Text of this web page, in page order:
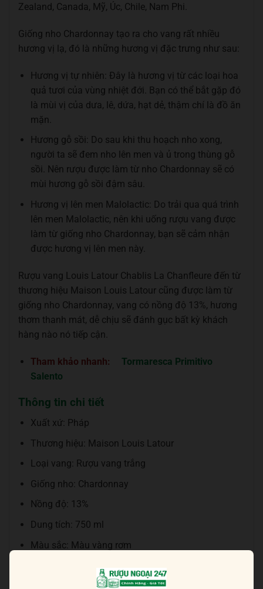
Zealand, Canada, Mỹ, Úc, Chile, Nam Phi.
Giống nho Chardonnay tạo ra cho vang rất nhiều
hương vị lạ, đó là những hương vị đặc trưng như sau:
Hương vị tự nhiên: Đây là hương vị từ các loại hoa
quả tươi của vùng nhiệt đới. Bạn có thể bắt gặp đó
là mùi vị của dưa, lê, dứa, hạt dẻ, thậm chí là đồ ăn
mặn.
Hương gỗ sồi: Do sau khi thu hoạch nho xong,
người ta sẽ đem nho lên men và ủ trong thùng gỗ
sồi. Nên rượu được làm từ nho Chardonnay sẽ có
mùi hương gỗ sồi đậm sâu.
Hương vị lên men Malolactic: Do trải qua quá trình
lên men Malolactic, nên khi uống rượu vang được
làm từ giống nho Chardonnay, bạn sẽ cảm nhận
được hương vị lên men này.
Rượu vang Louis Latour Chablis La Chanfleure đến từ
thương hiệu Maison Louis Latour cũng được làm từ
giống nho Chardonnay, vang có nồng độ 13%, hương
thơm thanh mát, dễ chịu sẽ đánh gục bất kỳ khách
hàng nào nó tiếp cận.
Tham khảo nhanh:
Tormaresca Primitivo
Salento
Thông tin chi tiết
Xuất xứ: Pháp
Thương hiệu: Maison Louis Latour
Loại vang: Rượu vang trắng
Giống nho: Chardonnay
Nồng độ: 13%
Dung tích: 750 ml
Màu sắc: Màu vàng rơm
nhiệt độ từ 15 – 18 độ C.